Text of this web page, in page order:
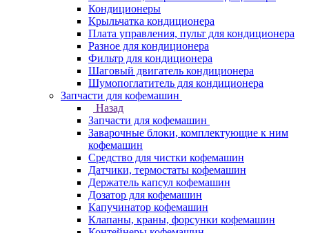
Кондиционеры
Крыльчатка кондиционера
Плата управления, пульт для кондиционера
Разное для кондиционера
Фильтр для кондиционера
Шаговый двигатель кондиционера
Шумопоглатитель для кондиционера
Запчасти для кофемашин
Назад
Запчасти для кофемашин
Заварочные блоки, комплектующие к ним
кофемашин
Средство для чистки кофемашин
Датчики, термостаты кофемашин
Держатель капсул кофемашин
Дозатор для кофемашин
Капучинатор кофемашин
Клапаны, краны, форсунки кофемашин